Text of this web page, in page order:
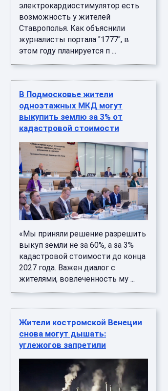
электрокардиостимулятор есть
возможность у жителей
Ставрополья. Как объяснили
журналисты портала "1777", в
этом году планируется п ...
В Подмосковье жители
одноэтажных МКД могут
выкупить землю за 3% от
кадастровой стоимости
«Мы приняли решение разрешить
выкуп земли не за 60%, а за 3%
кадастровой стоимости до конца
2027 года. Важен диалог с
жителями, вовлеченность му ...
Жители костромской Венеции
снова могут дышать:
углежогов запретили